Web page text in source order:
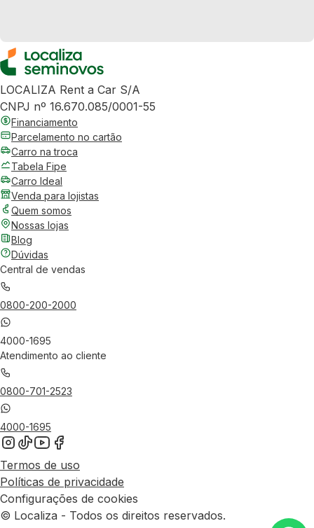
LOCALIZA Rent a Car S/A
CNPJ nº 16.670.085/0001-55
Financiamento
Parcelamento no cartão
Carro na troca
Tabela Fipe
Carro Ideal
Venda para lojistas
Quem somos
Nossas lojas
Blog
Dúvidas
Central de vendas
0800-200-2000
4000-1695
Atendimento ao cliente
0800-701-2523
4000-1695
Termos de uso
Políticas de privacidade
Configurações de cookies
© Localiza - Todos os direitos reservados.